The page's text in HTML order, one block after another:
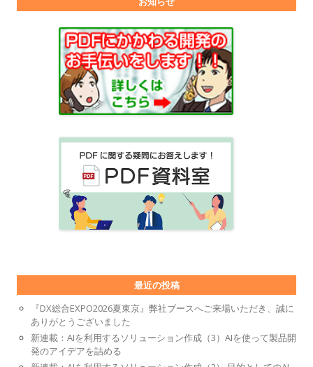
最近の投稿
『DX総合EXPO2026夏東京』弊社ブースへご来場いただき、誠に
ありがとうございました
新連載：AIを利用するソリューション作成（3）AIを使って製品開
発のアイデアを詰める